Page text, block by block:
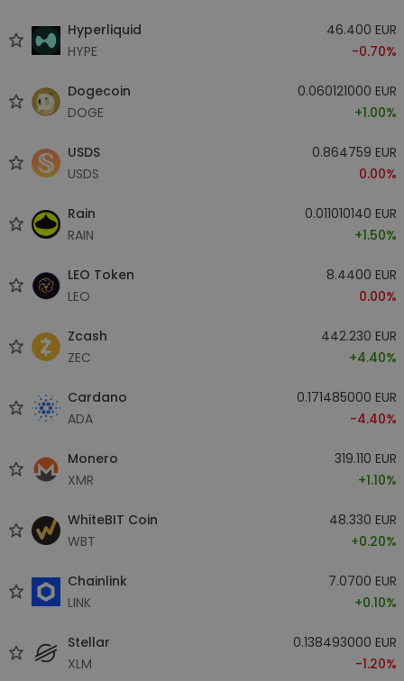
Hyperliquid
HYPE
46.400 EUR
-0.70%
Dogecoin
DOGE
0.060121000 EUR
+1.00%
USDS
USDS
0.864759 EUR
0.00%
Rain
RAIN
0.011010140 EUR
+1.50%
LEO Token
LEO
8.4400 EUR
0.00%
Zcash
ZEC
442.230 EUR
+4.40%
Cardano
ADA
0.171485000 EUR
-4.40%
Monero
XMR
319.110 EUR
+1.10%
WhiteBIT Coin
WBT
48.330 EUR
+0.20%
Chainlink
LINK
7.0700 EUR
+0.10%
Stellar
XLM
0.138493000 EUR
-1.20%